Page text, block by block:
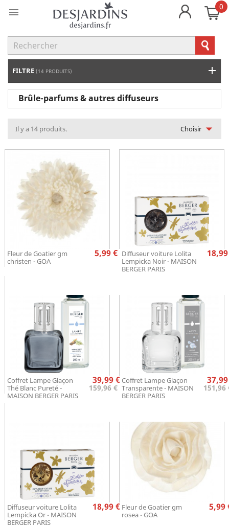
 0
FILTRE (14 PRODUITS)
Brûle-parfums & autres diffuseurs
Choisir 
Il y a 14 produits.
Fleur de Goatier gm
christen - GOA
Prix
5,99 € Diffuseur voiture Lolita
Lempicka Noir - MAISON
BERGER PARIS
Coffret Lampe Glaçon
Thé Blanc Pureté -
MAISON BERGER PARIS
Prix
39,99 €
159,96 € L
Coffret Lampe Glaçon
Transparente - MAISON
BERGER PARIS
151,96
Diffuseur voiture Lolita
Lempicka Or - MAISON
BERGER PARIS
Prix
18,99 € Fleur de Goatier gm
rosea - GOA
5,99